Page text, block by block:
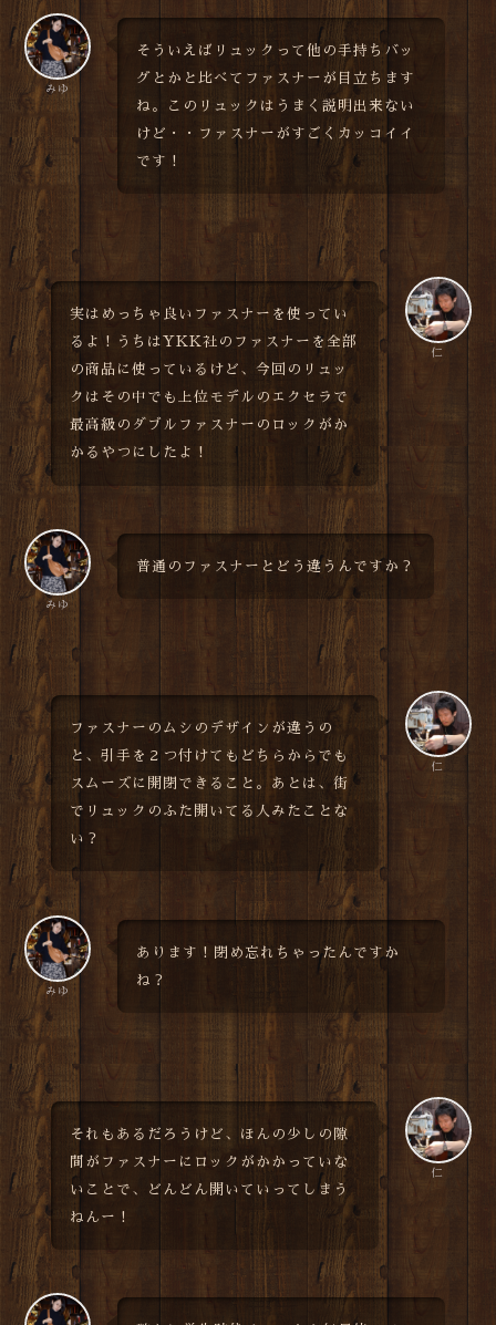
みゆ
そういえばリュックって他の手持ちバッ
グとかと比べてファスナーが目立ちます
ね。このリュックはうまく説明出来ない
けど・・ファスナーがすごくカッコイイ
です！
仁
実はめっちゃ良いファスナーを使ってい
るよ！うちはYKK社のファスナーを全部
の商品に使っているけど、今回のリュッ
クはその中でも上位モデルのエクセラで
最高級のダブルファスナーのロックがか
かるやつにしたよ！
みゆ
普通のファスナーとどう違うんですか？
仁
ファスナーのムシのデザインが違うの
と、引手を２つ付けてもどちらからでも
スムーズに開閉できること。あとは、街
でリュックのふた開いてる人みたことな
い？
みゆ
あります！閉め忘れちゃったんですか
ね？
仁
それもあるだろうけど、ほんの少しの隙
間がファスナーにロックがかかっていな
いことで、どんどん開いていってしまう
ねんー！